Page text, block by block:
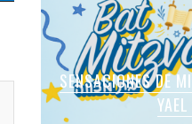
SENSACIONES DE
SENSACIONES DE
SENSACIONES DE
SENSACIONES DE
SENSACIONES EN